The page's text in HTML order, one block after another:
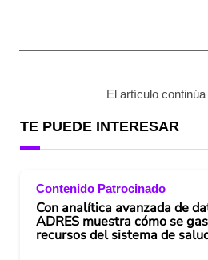
El artículo continúa
TE PUEDE INTERESAR
Contenido Patrocinado
Con analítica avanzada de
ADRES muestra cómo se
recursos del sistema de